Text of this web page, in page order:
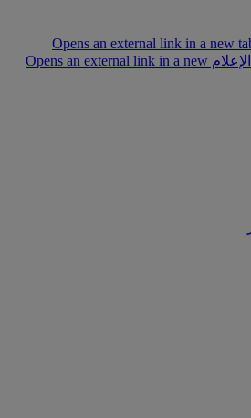
مركز الإعلام Opens an external link in a new